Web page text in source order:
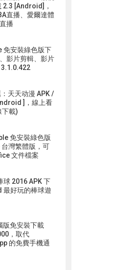
2.3 [Android]，
直播、愛爾達體
播
免安裝綠色版下
影片剪輯、影片
天天动漫 APK /
]，線上看
下載)
免安裝綠色版
灣繁體版，可
文件檔案
球 2016 APK 下
好玩的棒球遊
版免安裝下載
，取代
的免費手機通